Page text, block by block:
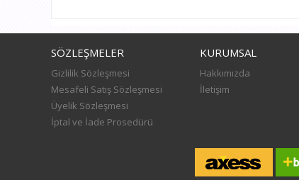
SÖZLEŞMELER
Gizlilik Sözleşmesi
Mesafeli Satış Sözleşmesi
Üyelik Sözleşmesi
İptal ve İade Prosedürü
KURUMSAL
Hakkımızda
İletişim